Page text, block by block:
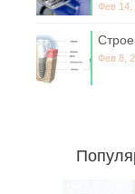
Фев 14,
Фев 8,